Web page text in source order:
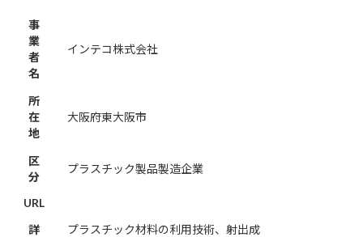
事
業
者
名
インテコ株式会社
所
在
地
大阪府東大阪市
区
分
プラスチック製品製造企業
URL
詳
プラスチック材料の利用技術、射出成